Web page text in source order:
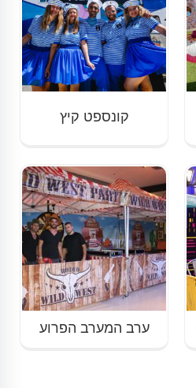
קונספט קיץ
ערב המערב הפרוע